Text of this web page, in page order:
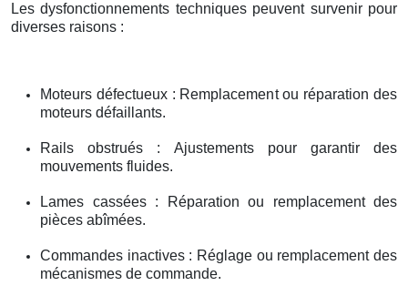
Les dysfonctionnements techniques peuvent survenir pour
diverses raisons :
Moteurs défectueux : Remplacement ou réparation des
moteurs défaillants.
Rails obstrués : Ajustements pour garantir des
mouvements fluides.
Lames cassées : Réparation ou remplacement des
pièces abîmées.
Commandes inactives : Réglage ou remplacement des
mécanismes de commande.